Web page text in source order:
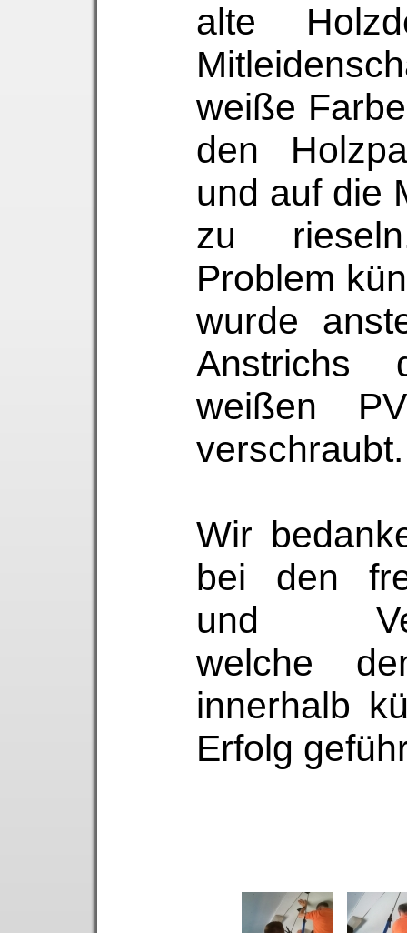
alte
weiße
den
und auf die
zu
Problem
wurde
Anstrichs
weißen
verschraubt.
Wir
bei den
und
welche
innerhalb
Erfolg